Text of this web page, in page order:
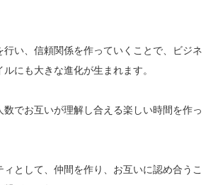
行い、信頼関係を作っていくことで、ビジネ
にも大きな進化が生まれます。
数でお互いが理解し合える楽しい時間を作っ
ィとして、仲間を作り、お互いに認め合うこ